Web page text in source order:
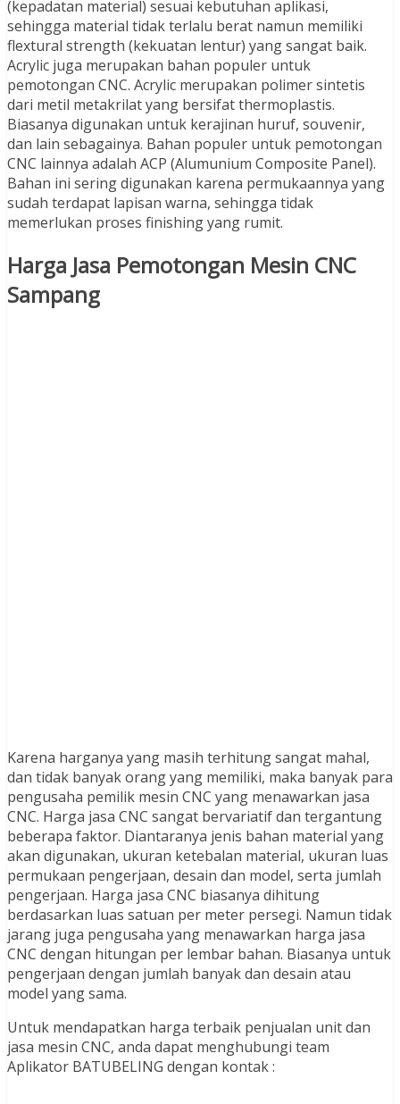
(kepadatan material) sesuai kebutuhan aplikasi,
sehingga material tidak terlalu berat namun memiliki
flextural strength (kekuatan lentur) yang sangat baik.
Acrylic juga merupakan bahan populer untuk
pemotongan CNC. Acrylic merupakan polimer sintetis
dari metil metakrilat yang bersifat thermoplastis.
Biasanya digunakan untuk kerajinan huruf, souvenir,
dan lain sebagainya. Bahan populer untuk pemotongan
CNC lainnya adalah ACP (Alumunium Composite Panel).
Bahan ini sering digunakan karena permukaannya yang
sudah terdapat lapisan warna, sehingga tidak
memerlukan proses finishing yang rumit.
Harga Jasa Pemotongan Mesin CNC
Sampang
Karena harganya yang masih terhitung sangat mahal,
dan tidak banyak orang yang memiliki, maka banyak para
pengusaha pemilik mesin CNC yang menawarkan jasa
CNC. Harga jasa CNC sangat bervariatif dan tergantung
beberapa faktor. Diantaranya jenis bahan material yang
akan digunakan, ukuran ketebalan material, ukuran luas
permukaan pengerjaan, desain dan model, serta jumlah
pengerjaan. Harga jasa CNC biasanya dihitung
berdasarkan luas satuan per meter persegi. Namun tidak
jarang juga pengusaha yang menawarkan harga jasa
CNC dengan hitungan per lembar bahan. Biasanya untuk
pengerjaan dengan jumlah banyak dan desain atau
model yang sama.
Untuk mendapatkan harga terbaik penjualan unit dan
jasa mesin CNC, anda dapat menghubungi team
Aplikator BATUBELING dengan kontak :